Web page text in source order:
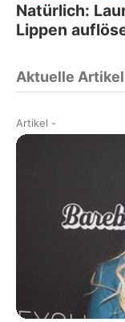
Natürlich:
Lippen
Aktuelle Artikel
Artikel -